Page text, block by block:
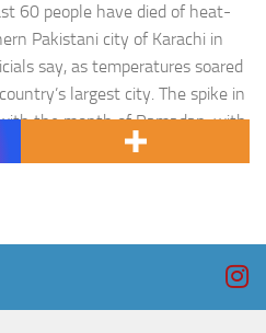
60 people have died of heat-
Pakistani city of Karachi in
say, as temperatures soared
largest city. The spike in
the month of Ramadan, with